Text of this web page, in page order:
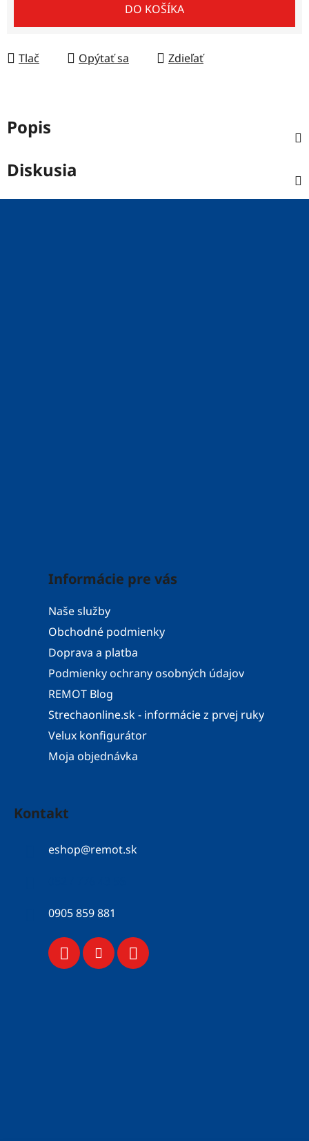
DO KOŠÍKA
Tlač Opýtať sa Zdieľať
Popis
Diskusia
Z
Informácie pre vás
Naše služby
Obchodné podmienky
Doprava a platba
Podmienky ochrany osobných údajov
REMOT Blog
Strechaonline.sk - informácie z prvej ruky
Velux konfigurátor
Moja objednávka
Kontakt
eshop@remot.sk
0905 859 881